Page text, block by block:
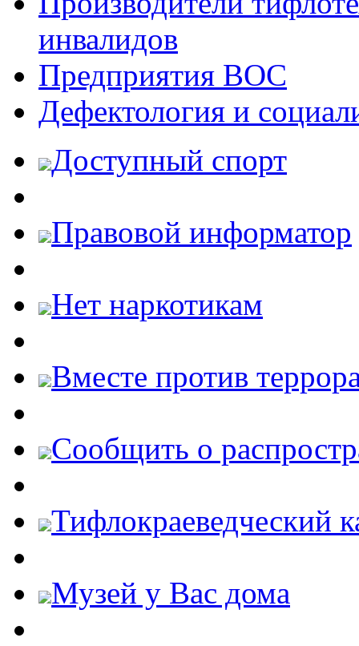
инвалидов
Предприятия ВОС
Дефектология и
Доступный спорт
Правовой информатор
Нет наркотикам
Вместе против
Cообщить о
Тифлокраеведческий
Музей у Вас дома